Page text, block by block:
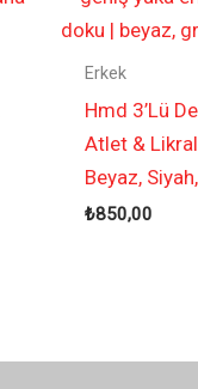
Erkek
Hmd 3’Lü
Atlet &
Beyaz,
₺850,00